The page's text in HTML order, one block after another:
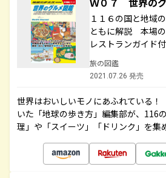
１１６の国と地域
ともに解説 本場
レストランガイド付
旅の図鑑
2021.07.26 発売
世界はおいしいモノにあふれている
いた「地球の歩き方」編集部が、116
理」や「スイーツ」「ドリンク」を集